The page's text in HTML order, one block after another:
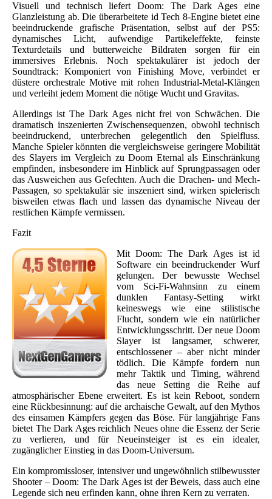
Visuell und technisch liefert Doom: The Dark Ages eine
Glanzleistung ab. Die überarbeitete id Tech 8-Engine bietet eine
beeindruckende grafische Präsentation, selbst auf der PS5:
dynamisches Licht, aufwendige Partikeleffekte, feinste
Texturdetails und butterweiche Bildraten sorgen für ein
immersives Erlebnis. Noch spektakulärer ist jedoch der
Soundtrack: Komponiert von Finishing Move, verbindet er
düstere orchestrale Motive mit rohen Industrial-Metal-Klängen
und verleiht jedem Moment die nötige Wucht und Gravitas.
Allerdings ist The Dark Ages nicht frei von Schwächen. Die
dramatisch inszenierten Zwischensequenzen, obwohl technisch
beeindruckend, unterbrechen gelegentlich den Spielfluss.
Manche Spieler könnten die vergleichsweise geringere Mobilität
des Slayers im Vergleich zu Doom Eternal als Einschränkung
empfinden, insbesondere im Hinblick auf Sprungpassagen oder
das Ausweichen aus Gefechten. Auch die Drachen- und Mech-
Passagen, so spektakulär sie inszeniert sind, wirken spielerisch
bisweilen etwas flach und lassen das dynamische Niveau der
restlichen Kämpfe vermissen.
Fazit
Mit Doom: The Dark Ages ist id
Software ein beeindruckender Wurf
gelungen. Der bewusste Wechsel
vom Sci-Fi-Wahnsinn zu einem
dunklen Fantasy-Setting wirkt
keineswegs wie eine stilistische
Flucht, sondern wie ein natürlicher
Entwicklungsschritt. Der neue Doom
Slayer ist langsamer, schwerer,
entschlossener – aber nicht minder
tödlich. Die Kämpfe fordern nun
mehr Taktik und Timing, während
das neue Setting die Reihe auf
atmosphärischer Ebene erweitert. Es ist kein Reboot, sondern
eine Rückbesinnung: auf die archaische Gewalt, auf den Mythos
des einsamen Kämpfers gegen das Böse. Für langjährige Fans
bietet The Dark Ages reichlich Neues ohne die Essenz der Serie
zu verlieren, und für Neueinsteiger ist es ein idealer,
zugänglicher Einstieg in das Doom-Universum.
Ein kompromissloser, intensiver und ungewöhnlich stilbewusster
Shooter – Doom: The Dark Ages ist der Beweis, dass auch eine
Legende sich neu erfinden kann, ohne ihren Kern zu verraten.